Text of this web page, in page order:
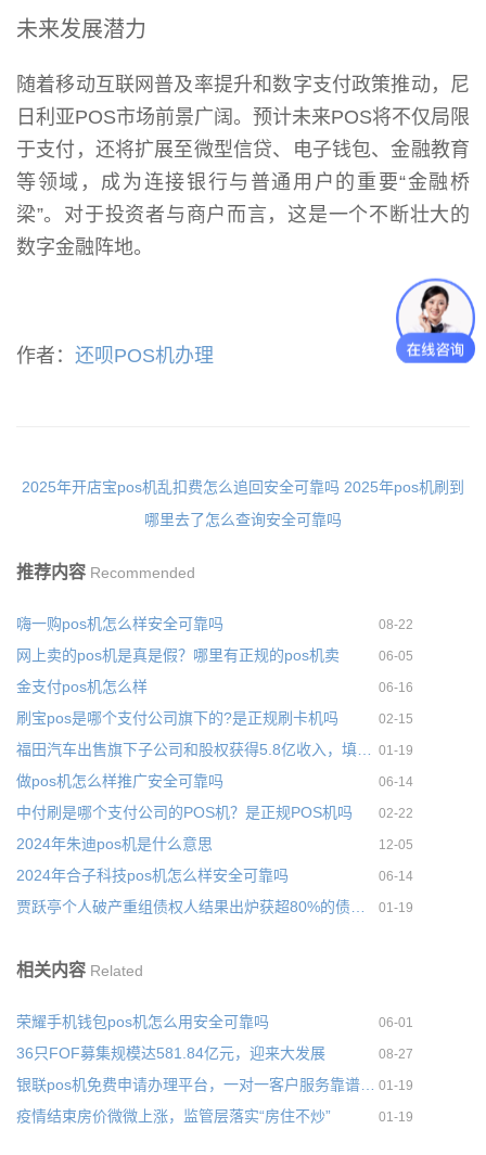
未来发展潜力
随着移动互联网普及率提升和数字支付政策推动，尼
日利亚POS市场前景广阔。预计未来POS将不仅局限
于支付，还将扩展至微型信贷、电子钱包、金融教育
等领域，成为连接银行与普通用户的重要“金融桥
梁”。对于投资者与商户而言，这是一个不断壮大的
数字金融阵地。
作者： 还呗POS机办理
2025年开店宝pos机乱扣费怎么追回安全可靠吗 2025年pos机刷到
哪里去了怎么查询安全可靠吗
推荐内容 Recommended
嗨一购pos机怎么样安全可靠吗 08-22
网上卖的pos机是真是假？哪里有正规的pos机卖 06-05
金支付pos机怎么样 06-16
刷宝pos是哪个支付公司旗下的?是正规刷卡机吗 02-15
01-19
做pos机怎么样推广安全可靠吗 06-14
中付刷是哪个支付公司的POS机？是正规POS机吗 02-22
2024年朱迪pos机是什么意思 12-05
2024年合子科技pos机怎么样安全可靠吗 06-14
01-19
相关内容 Related
荣耀手机钱包pos机怎么用安全可靠吗 06-01
36只FOF募集规模达581.84亿元，迎来大发展 08-27
01-19
疫情结束房价微微上涨，监管层落实“房住不炒” 01-19